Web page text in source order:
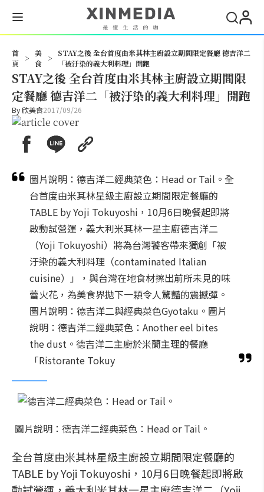
首
頁
>
美
食
>
STAY之後 全台首度由米其林主廚設立期間限定餐廳 德吉洋二
「被汙染的義大利料理」開跑
STAY之後 全台首度由米其林主廚設立期間限
定餐廳 德吉洋二「被汙染的義大利料理」開跑
By欣美食2017/09/26
圖片說明：德吉洋二經典菜色：Head or Tail。全
台首度由米其林星級主廚設立期間限定餐廳的
TABLE by Yoji Tokuyoshi，10月6日晚餐起即將
啟動試營運，義大利米其林一星主廚德吉洋二
（Yoji Tokuyoshi）將為台灣饕客帶來獨創「被
汙染的義大利料理（contaminated Italian
cuisine）」，與台灣在地食材擦出前所未見的味
蕾火花，為美食界拋下一顆令人驚豔的震撼彈。
圖片說明：德吉洋二與經典菜色Gyotaku。圖片
說明：德吉洋二經典菜色：Another eel bites
the dust。德吉洋二主廚於米蘭主理的餐廳
「Ristorante Tokuy
圖片說明：德吉洋二經典菜色：Head or Tail。
全台首度由米其林星級主廚設立期間限定餐廳的
TABLE by Yoji Tokuyoshi，10月6日晚餐起即將啟